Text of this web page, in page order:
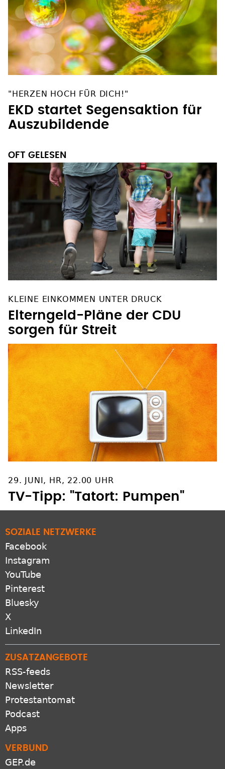
"HERZEN HOCH FÜR DICH!"
EKD startet Segensaktion für
Auszubildende
OFT GELESEN
KLEINE EINKOMMEN UNTER DRUCK
Elterngeld-Pläne der CDU
sorgen für Streit
29. JUNI, HR, 22.00 UHR
TV-Tipp: "Tatort: Pumpen"
SOZIALE NETZWERKE
Facebook
Instagram
YouTube
Pinterest
Bluesky
X
LinkedIn
ZUSATZANGEBOTE
RSS-feeds
Newsletter
Protestantomat
Podcast
Apps
VERBUND
GEP.de